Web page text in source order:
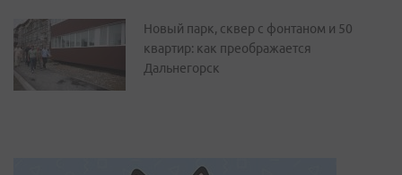
Новый парк, сквер с фонтаном и 50
квартир: как преображается
Дальнегорск